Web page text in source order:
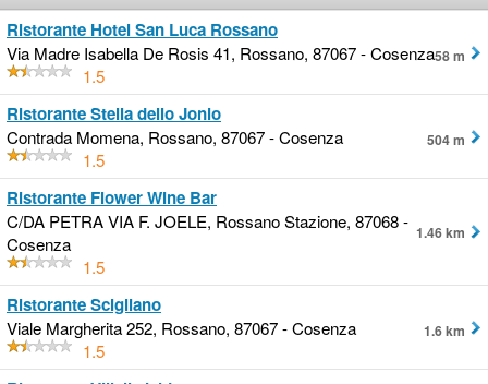
Ristorante Hotel San Luca Rossano
Via Madre Isabella De Rosis 41, Rossano, 87067 - Cosenza
1.5
58 m
Ristorante Stella dello Jonio
Contrada Momena, Rossano, 87067 - Cosenza
1.5
504 m
Ristorante Flower Wine Bar
C/DA PETRA VIA F. JOELE, Rossano Stazione, 87068 -
Cosenza
1.5
1.46 km
Ristorante Scigliano
Viale Margherita 252, Rossano, 87067 - Cosenza
1.5
1.6 km